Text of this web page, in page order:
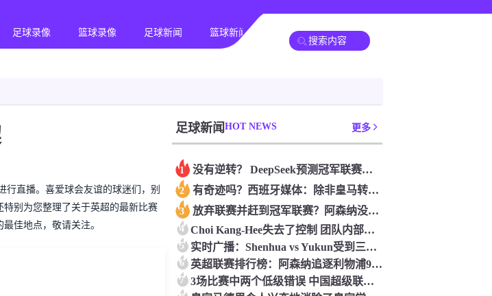
足球录像 篮球录像 足球新闻 篮球新闻
行直播。喜爱球会友谊的球迷们，别
别为您整理了关于英超的最新比赛
佳地点，敬请关注。
足球新闻 HOT NEWS 更多
1 没有逆转？ DeepSeek预测冠军联赛的第二回合：4支球队在第一回合中获胜 枪手输了
2 有奇迹吗？西班牙媒体：除非皇马转过身赢得西甲或欧洲冠军
3 放弃联赛并赶到冠军联赛？阿森纳没有希望赢得英超杯 赢得欧洲冠军的可能性
4 Choi Kang-Hee失去了控制 团队内部的冲突很突出 只有一个人可以从水火中拯救崔孔
5 实时广播：Shenhua vs Yukun受到三项有争议的惩罚 Yukun将向中国足球联合会提出投诉
6 英超联赛排行榜：阿森纳追逐利物浦9分 曼联连续三件坏事
7 3场比赛中两个低级错误 中国超级联赛的前守门员很老 是时候让位了 最好的继任者出现